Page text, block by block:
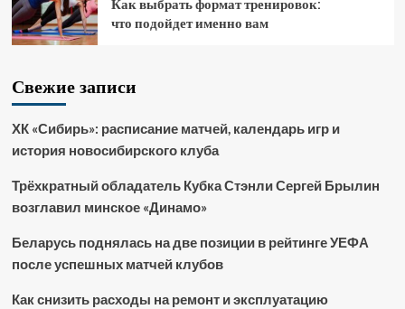
Как выбрать формат тренировок:
что подойдет именно вам
Свежие записи
ХК «Сибирь»: расписание матчей, календарь игр и
история новосибирского клуба
Трёхкратный обладатель Кубка Стэнли Сергей Брылин
возглавил минское «Динамо»
Беларусь поднялась на две позиции в рейтинге УЕФА
после успешных матчей клубов
Как снизить расходы на ремонт и эксплуатацию